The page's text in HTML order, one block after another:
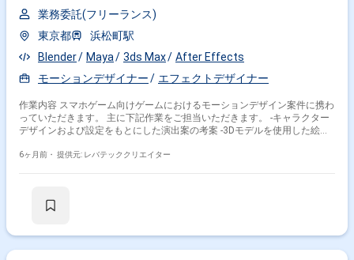
業務委託(フリーランス)
東京都
浜松町駅
Blender
Maya 3ds Max
After Effects
モーションデザイナー
エフェクトデザイナー
作業内容 スマホゲーム向けゲームにおけるモーションデザイン案件に携わ
っていただきます。 主に下記作業をご担当いただきます。 -キャラクター
デザインおよび設定をもとにした演出案の考案 -3Dモデルを使用した絵コ
Effectsを用いた簡易的なエフェクト付け
6ヶ月前・ 提供元: レバテッククリエイター